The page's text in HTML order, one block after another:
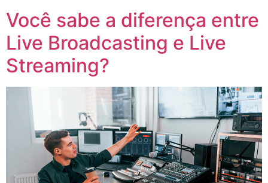
Você sabe a diferença entre
Live Broadcasting e Live
Streaming?